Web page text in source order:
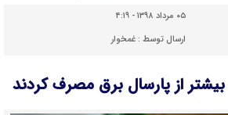
۰۵ مرداد ۱۳۹۸ - ۴:۱۹
ارسال توسط :غمخوار